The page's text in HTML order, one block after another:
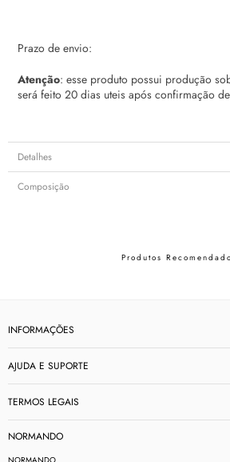
Prazo de envio:
Atenção: esse produto possui produção
será feito 20 dias uteis após confirmação
Detalhes
Composição
Produtos
INFORMAÇÕES
AJUDA E SUPORTE
TERMOS LEGAIS
NORMANDO